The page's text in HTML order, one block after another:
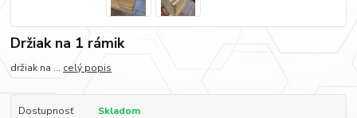
Držiak na 1 rámik
držiak na ... celý popis
Dostupnosť
Skladom